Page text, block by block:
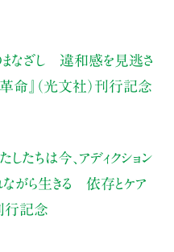
まなざし 違和感を見逃さ
革命』（光文社）刊行記念
たしたちは今、アディクション
ながら生きる 依存とケア
行記念